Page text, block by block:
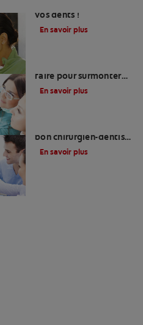
vos dents !
En savoir plus
faire pour surmonter
votre phobie ?
En savoir plus
bon chirurgien-dentiste
En savoir plus